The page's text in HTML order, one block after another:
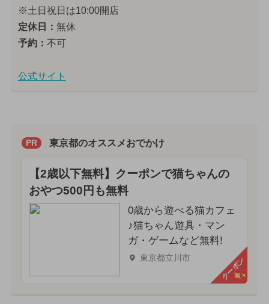
※土日祝日は10:00開店
定休日： 無休
予約： 不可
公式サイト
PR 東京都のオススメおでかけ
【2歳以下無料】クーポンで猫ちゃんの
おやつ500円も無料
0歳から遊べる猫カフェ
♪猫ちゃん遊具・マン
ガ・ゲームなど無料!
東京都立川市 クーポン